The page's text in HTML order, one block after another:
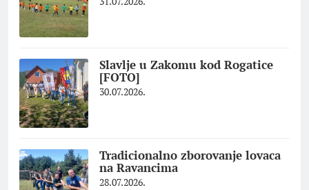
Slavlje u Zakomu kod Rogatice
[FOTO]
30.07.2026.
Tradicionalno zborovanje lovaca
na Ravancima
28.07.2026.